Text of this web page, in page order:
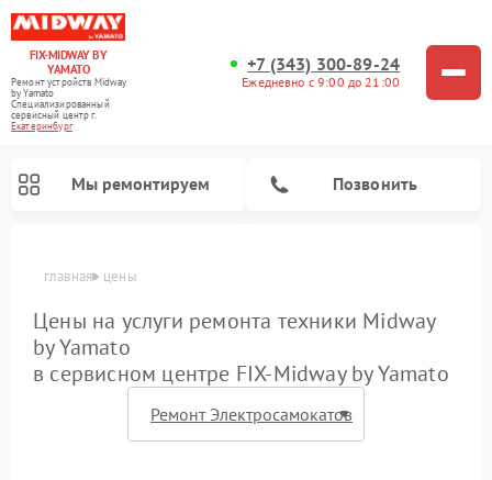
FIX-MIDWAY BY
YAMATO
Ремонт устройств Midway
by Yamato
Специализированный
cервисный центр г.
Екатеринбург
+7 (343) 300-89-24
Ежедневно с 9:00 до 21:00
Мы ремонтируем Позвонить
главная цены
Цены на услуги ремонта техники Midway
by Yamato
в сервисном центре FIX-Midway by Yamato